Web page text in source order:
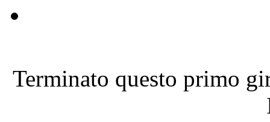
Terminato questo primo